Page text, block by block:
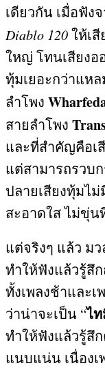
เดียวกัน เมื่อฟัง
Diablo 120ให้เ
ใหญ่ โทนเสียง
ทุ้มเยอะกว่าแห
ลำโพง
สายลำโพง
และที่สำคัญคือเ
แต่สามารถรวบ
ปลายเสียงทุ้มไม่
สะอาดใส ไม่ขุ่น
แต่จริงๆ แล้ว ม
ทำให้ฟังแล้วรู้สึ
ทั้งเพลงช้าและ
ว่าน่าจะเป็น “ไ
ทำให้ฟังแล้วรู้สึ
แนบแน่น เนื่อง